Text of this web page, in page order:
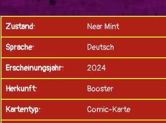
Zustand: Near Mint
Sprache: Deutsch
Erscheinungsjahr: 2024
Herkunft: Booster
Kartentyp: Comic-Karte